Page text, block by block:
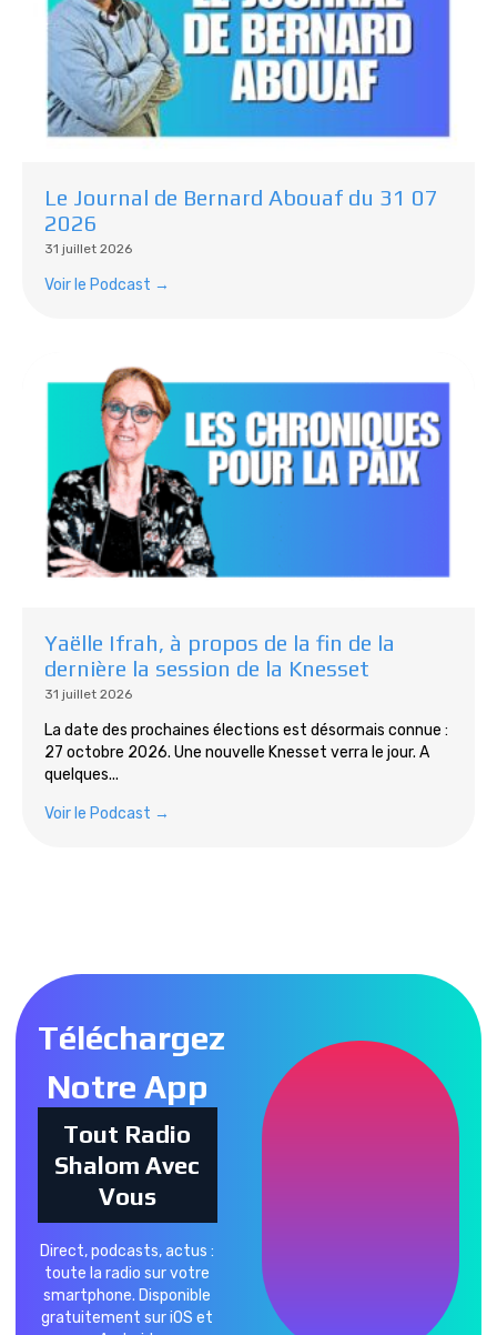
Le Journal de Bernard Abouaf du 31 07
2026
31 juillet 2026
Voir le Podcast →
Yaëlle Ifrah, à propos de la fin de la
dernière la session de la Knesset
31 juillet 2026
La date des prochaines élections est désormais connue :
27 octobre 2026. Une nouvelle Knesset verra le jour. A
quelques...
Voir le Podcast →
Téléchargez
Notre App
Tout Radio
Shalom Avec
Vous
Direct, podcasts, actus :
toute la radio sur votre
smartphone. Disponible
gratuitement sur iOS et